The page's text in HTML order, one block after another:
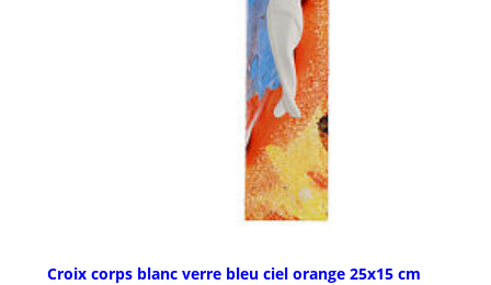
Croix corps blanc verre bleu ciel orange 25x15 cm